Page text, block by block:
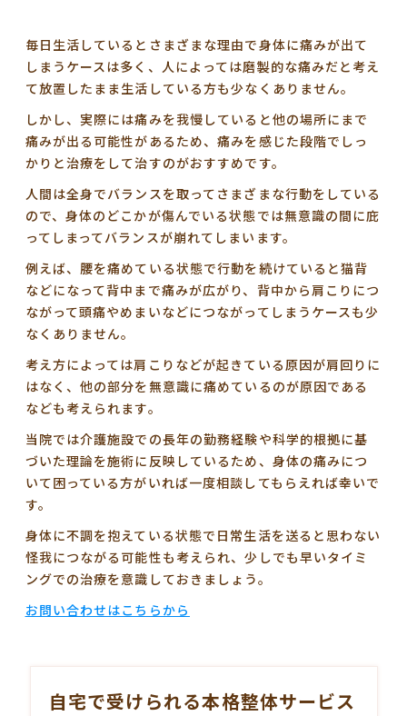
毎日生活しているとさまざまな理由で身体に痛みが出て
しまうケースは多く、人によっては磨製的な痛みだと考え
て放置したまま生活している方も少なくありません。
しかし、実際には痛みを我慢していると他の場所にまで
痛みが出る可能性があるため、痛みを感じた段階でしっ
かりと治療をして治すのがおすすめです。
人間は全身でバランスを取ってさまざまな行動をしている
ので、身体のどこかが傷んでいる状態では無意識の間に庇
ってしまってバランスが崩れてしまいます。
例えば、腰を痛めている状態で行動を続けていると猫背
などになって背中まで痛みが広がり、背中から肩こりにつ
ながって頭痛やめまいなどにつながってしまうケースも少
なくありません。
考え方によっては肩こりなどが起きている原因が肩回りに
はなく、他の部分を無意識に痛めているのが原因である
なども考えられます。
当院では介護施設での長年の勤務経験や科学的根拠に基
づいた理論を施術に反映しているため、身体の痛みにつ
いて困っている方がいれば一度相談してもらえれば幸いで
す。
身体に不調を抱えている状態で日常生活を送ると思わない
怪我につながる可能性も考えられ、少しでも早いタイミ
ングでの治療を意識しておきましょう。
お問い合わせはこちらから
自宅で受けられる本格整体サービス